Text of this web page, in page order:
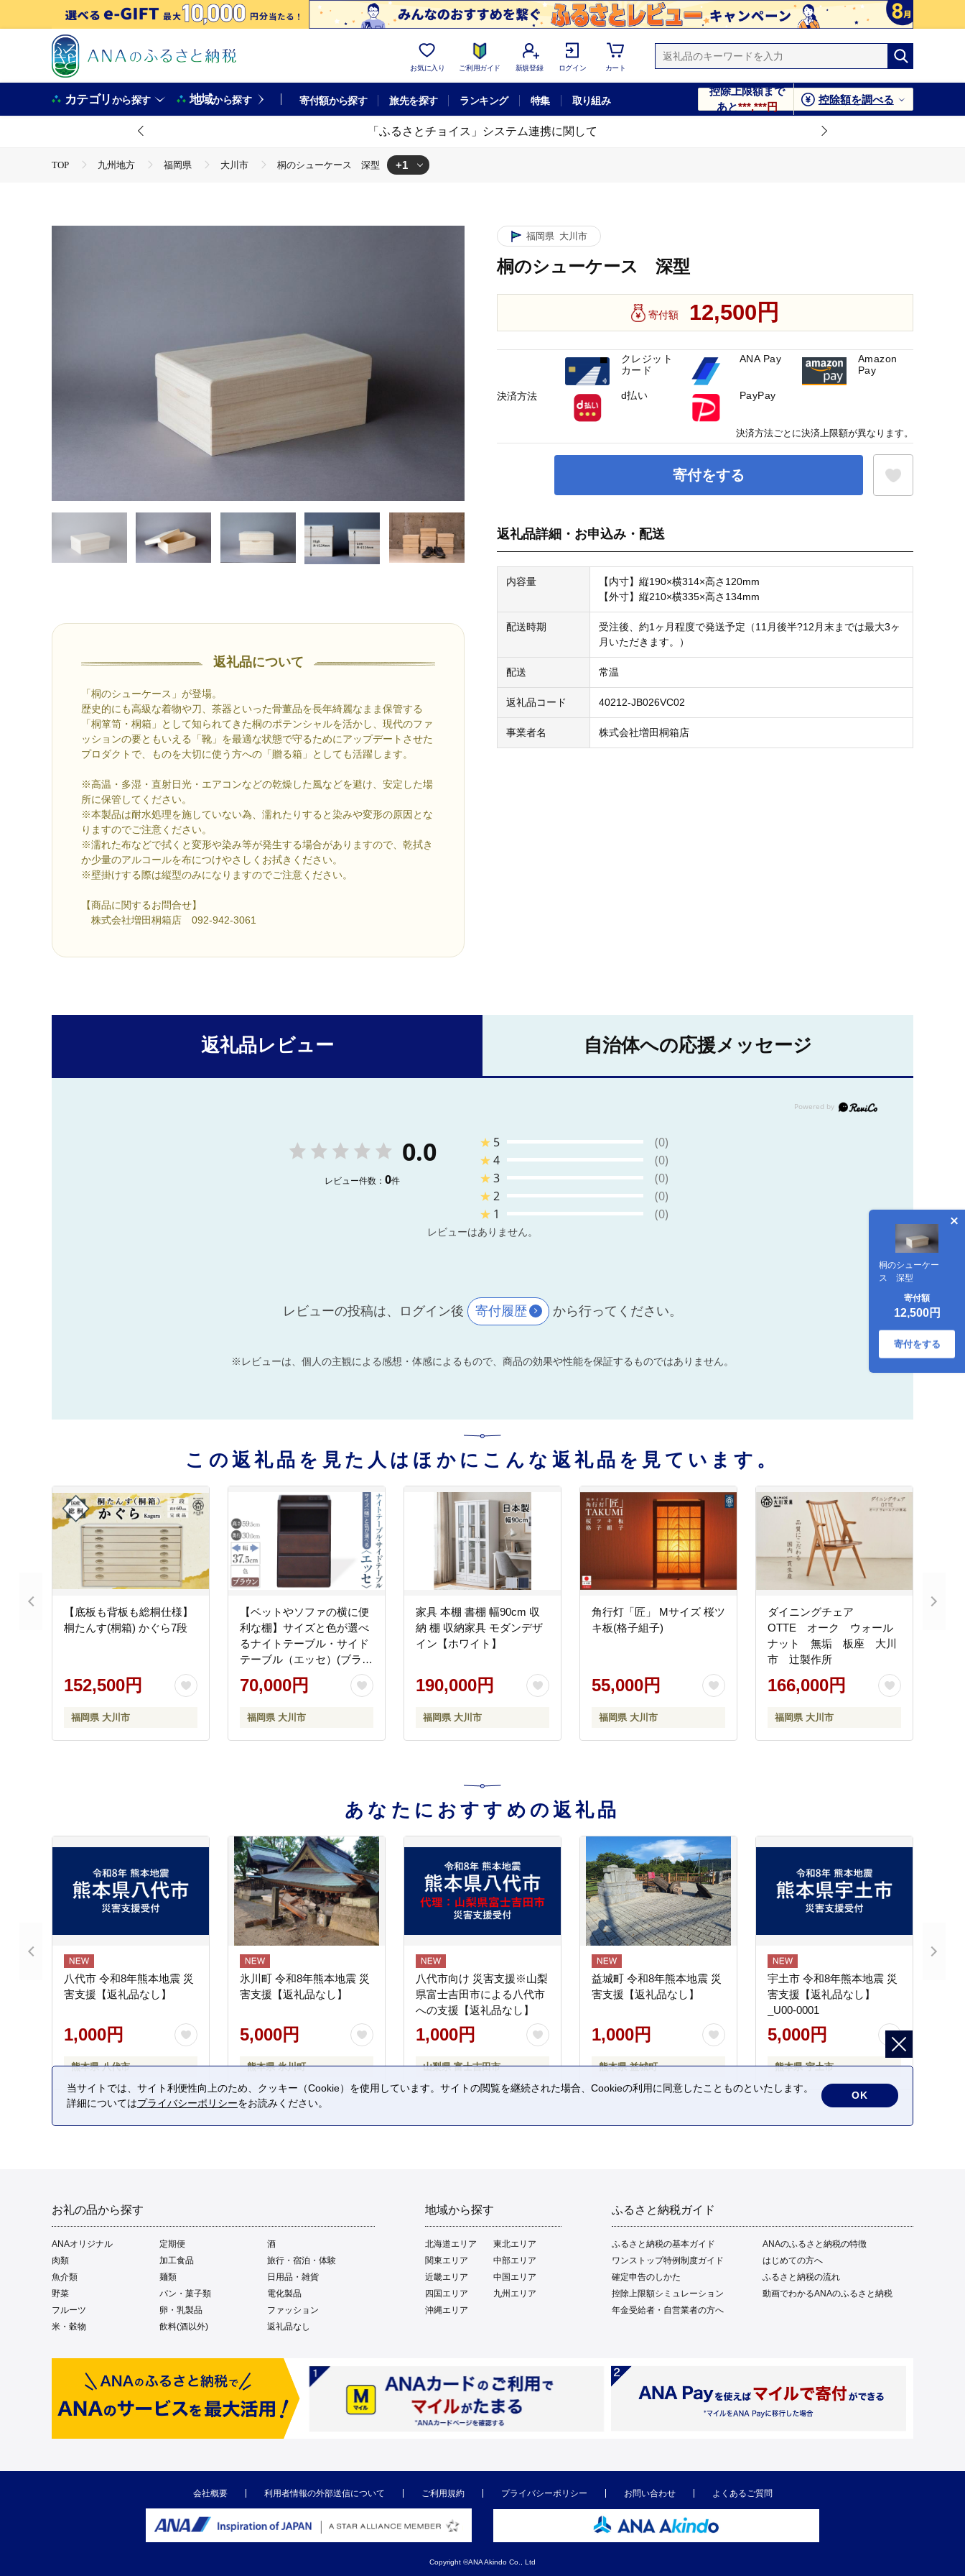
お気に入り ご利用ガイド 新規登録 ログイン カート
カテゴリから探す 地域から探す 寄付額から探す 旅先を探す ランキング 特集 取り組み
控除上限額まで
あと***,***円
控除額を調べる
「ふるさとチョイス」システム連携に関して
TOP 九州地方 福岡県 大川市 桐のシューケース 深型 +1
返礼品について
「桐のシューケース」が登場。
歴史的にも高級な着物や刀、茶器といった骨董品を長年綺麗なまま保管する
「桐箪笥・桐箱」として知られてきた桐のポテンシャルを活かし、現代のファ
ッションの要ともいえる「靴」を最適な状態で守るためにアップデートさせた
プロダクトで、ものを大切に使う方への「贈る箱」としても活躍します。
※高温・多湿・直射日光・エアコンなどの乾燥した風などを避け、安定した場
所に保管してください。
※本製品は耐水処理を施していない為、濡れたりすると染みや変形の原因とな
りますのでご注意ください。
※濡れた布などで拭くと変形や染み等が発生する場合がありますので、乾拭き
か少量のアルコールを布につけやさしくお拭きください。
※壁掛けする際は縦型のみになりますのでご注意ください。
【商品に関するお問合せ】
株式会社増田桐箱店 092-942-3061
福岡県 大川市
桐のシューケース 深型
寄付額 12,500円
寄付をする
桐のシューケー
ス 深型
寄付額
12,500円
寄付をする
返礼品詳細・お申込み・配送
内容量
【内寸】縦190×横314×高さ120mm
【外寸】縦210×横335×高さ134mm
配送時期
受注後、約1ヶ月程度で発送予定（11月後半?12月末までは最大3ヶ
月いただきます。）
配送 常温
返礼品コード 40212-JB026VC02
事業者名 株式会社増田桐箱店
決済方法
クレジット
カード
ANA Pay
Amazon
Pay
d払い PayPay
決済方法ごとに決済上限額が異なります。
返礼品レビュー 自治体への応援メッセージ
0.0
レビュー件数： 0件
★ 5
(0)
★4
(0)
★3
(0)
★2
(0)
★ 1 (0)
レビューはありません。
レビューの投稿は、ログイン後 寄付履歴 から行ってください。
※レビューは、個人の主観による感想・体感によるもので、商品の効果や性能を保証するものではありません。
この返礼品を見た人はほかにこんな返礼品を見ています。
【底板も背板も総桐仕様】
桐たんす(桐箱) かぐら7段
152,500円
福岡県 大川市
【ベットやソファの横に便
利な棚】サイズと色が選べ
るナイトテーブル・サイド
テーブル（エッセ）(ブラウ
ン・幅37.5cm)
70,000円
福岡県 大川市
家具 本棚 書棚 幅90cm 収
納 棚 収納家具 モダンデザ
イン【ホワイト】
190,000円
福岡県 大川市
角行灯「匠」 Mサイズ 桜ツ
キ板(格子組子)
55,000円
福岡県 大川市
ダイニングチェア
OTTE オーク ウォール
ナット 無垢 板座 大川
市 辻製作所
166,000円
福岡県 大川市
あなたにおすすめの返礼品
八代市 令和8年熊本地震 災
害支援【返礼品なし】
1,000円
熊本県 八代市
氷川町 令和8年熊本地震 災
害支援【返礼品なし】
5,000円
熊本県 氷川町
八代市向け 災害支援※山梨
県富士吉田市による八代市
への支援【返礼品なし】
1,000円
山梨県 富士吉田市
益城町 令和8年熊本地震 災
害支援【返礼品なし】
1,000円
熊本県 益城町
宇土市 令和8年熊本地震 災
害支援【返礼品なし】
_U00-0001
5,000円
熊本県 宇土市
お礼の品から探す
ANAオリジナル 定期便
酒
肉類
加工食品
旅行・宿泊・体験
魚介類
麺類
日用品・雑貨
野菜
パン・菓子類
電化製品
フルーツ
卵・乳製品
ファッション
米・穀物
飲料(酒以外) 返礼品なし
地域から探す
北海道エリア
東北エリア
関東エリア
中部エリア
近畿エリア
中国エリア
四国エリア
九州エリア
沖縄エリア
ふるさと納税ガイド
ふるさと納税の基本ガイド
ANAのふるさと納税の特徴
ワンストップ特例制度ガイド
はじめての方へ
確定申告のしかた
ふるさと納税の流れ
控除上限額シミュレーション
動画でわかるANAのふるさと納税
年金受給者・自営業者の方へ
会社概要 利用者情報の外部送信について ご利用規約 プライバシーポリシー お問い合わせ よくあるご質問
Copyright ©ANA Akindo Co., Ltd
当サイトでは、サイト利便性向上のため、クッキー（Cookie）を使用しています。サイトの閲覧を継続された場合、Cookieの利用に同意したことものといたします。
詳細についてはプライバシーポリシーをお読みください。
OK